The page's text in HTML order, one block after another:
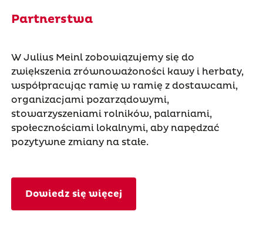
Partnerstwa
W Julius Meinl zobowiązujemy się do
zwiększenia zrównoważoności kawy i herbaty,
współpracując ramię w ramię z dostawcami,
organizacjami pozarządowymi,
stowarzyszeniami rolników, palarniami,
społecznościami lokalnymi, aby napędzać
pozytywne zmiany na stałe.
Dowiedz się więcej